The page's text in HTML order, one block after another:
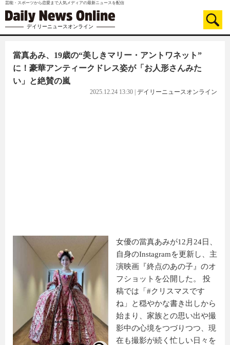
芸能・スポーツから恋愛まで人気メディアの最新ニュースを配信
デイリーニュースオンライン
當真あみ、19歳の“美しきマリー・アントワネット”
に！豪華アンティークドレス姿が「お人形さんみた
い」と絶賛の嵐
2025.12.24 13:30 デイリーニュースオンライン
女優の當真あみが12月24日、
自身のInstagramを更新し、主
演映画『終点のあの子』のオ
フショットを公開した。 投
稿では「#クリスマスです
ね」と穏やかな書き出しから
始まり、家族との思い出や撮
影中の心境をつづりつつ、現
在も撮影が続く忙しい日々を